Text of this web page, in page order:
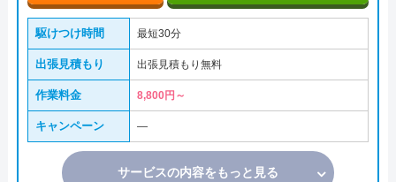
駆けつけ時間 最短30分
出張見積もり 出張見積もり無料
作業料金 8,800円～
キャンペーン ―
サービスの内容をもっと見る